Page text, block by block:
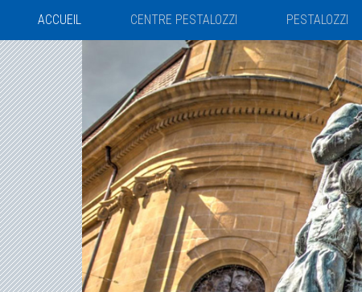
ACCUEIL CENTRE PESTALOZZI PESTALOZZI